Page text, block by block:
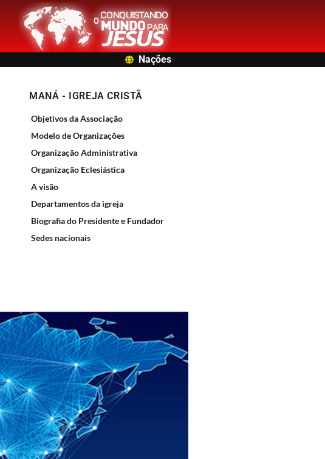
Nações
MANÁ - IGREJA CRISTÃ
Objetivos da Associação
Modelo de Organizações
Organização Administrativa
Organização Eclesiástica
A visão
Departamentos da igreja
Biografia do Presidente e Fundador
Sedes nacionais